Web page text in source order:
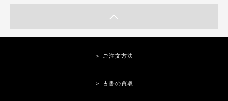
＞ ご注文方法
＞ 古書の買取